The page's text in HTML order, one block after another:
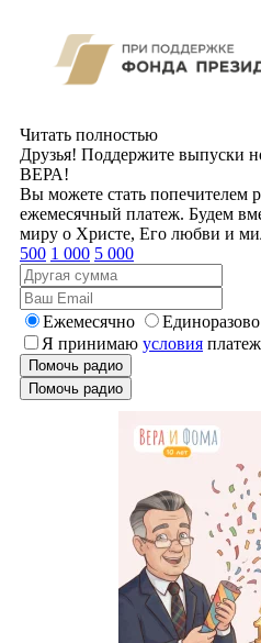
Читать полностью
Друзья! Поддержите выпуски
ВЕРА!
Вы можете стать попечителем
ежемесячный платеж. Будем
миру о Христе, Его любви и
500 1 000 5 000
Ежемесячно
Единоразово
Я принимаю условия
Помочь радио
Помочь радио